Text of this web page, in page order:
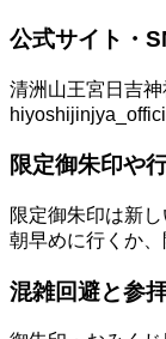
公式サイト・
清洲山王宮日吉
限定御朱印や
限定御朱印は新
朝早めに行くか
混雑回避と参